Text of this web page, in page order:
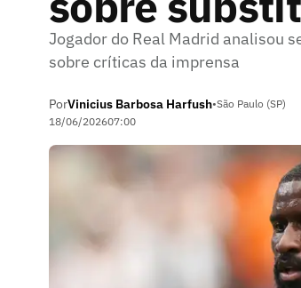
Jogador do Real Madrid analisou
sobre críticas da imprensa
PorVinicius Barbosa Harfush•São Paulo (SP)
18/06/202607:00